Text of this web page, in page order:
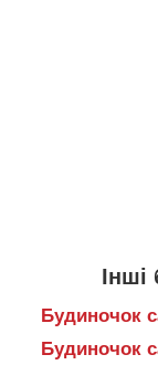
Інші
Будиночок
Будиночок